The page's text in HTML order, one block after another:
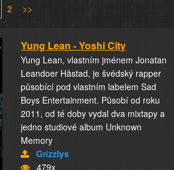
2 >>
Yung Lean - Yoshi City
Yung Lean, vlastním jménem Jonatan
Leandoer Håstad, je švédský rapper
působící pod vlastním labelem Sad
Boys Entertainment. Působí od roku
2011, od té doby vydal dva mixtapy a
jedno studiové album Unknown
Memory
Grizzlys
479x